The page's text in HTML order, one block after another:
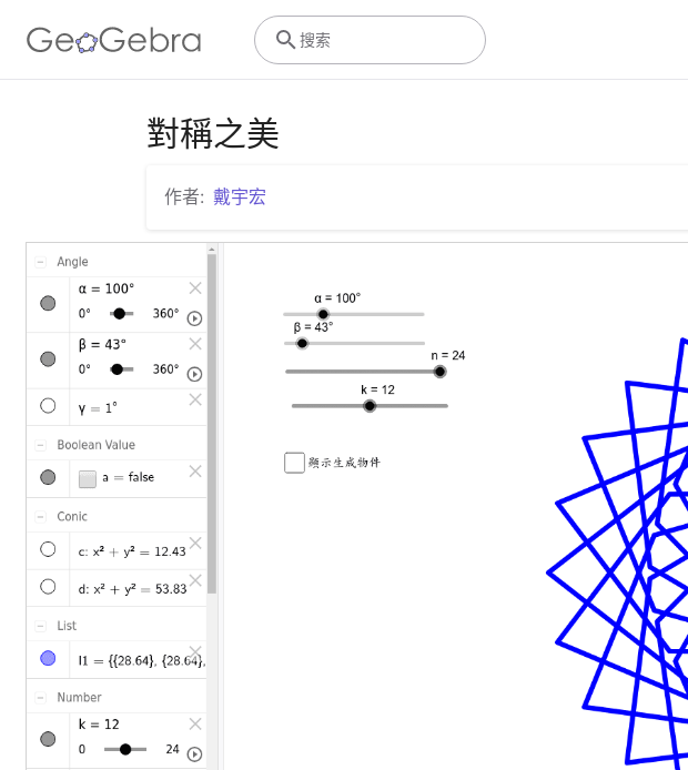
搜索
對稱之美
作者: 戴宇宏